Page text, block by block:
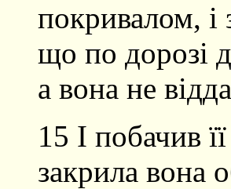
покривалом, і
що по дорозі
а вона не
15 І побачив
закрила вона